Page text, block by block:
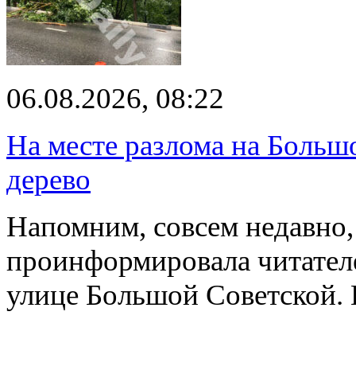
06.08.2026, 08:22
На месте разлома на
дерево
Напомним, совсем
проинформировала
улице Большой Советской.